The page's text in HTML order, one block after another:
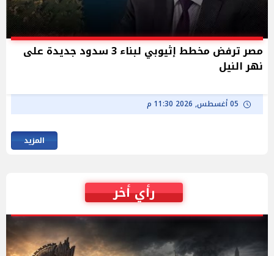
مصر ترفض مخطط إثيوبي لبناء 3 سدود جديدة على
نهر النيل
05 أغسطس, 2026 11:30 م
المزيد
رأي أخر